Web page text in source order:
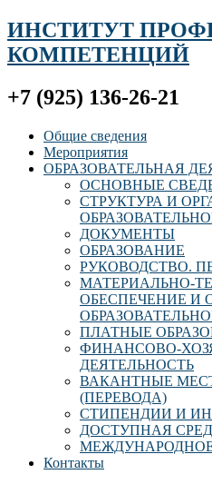
ИНСТИТУТ
КОМПЕТЕНЦИЙ
+7 (925) 136-26-21
Общие сведения
Мероприятия
ОБРАЗОВАТЕЛЬНАЯ
ОСНОВНЫЕ
СТРУКТУРА И
ДОКУМЕНТЫ
ОБРАЗОВАНИЕ
РУКОВОДСТВО.
МАТЕРИАЛЬНО-
ОБЕСПЕЧЕНИЕ И
ПЛАТНЫЕ
ФИНАНСОВО-
ДЕЯТЕЛЬНОСТЬ
ВАКАНТНЫЕ
(ПЕРЕВОДА)
СТИПЕНДИИ И
ДОСТУПНАЯ
Контакты